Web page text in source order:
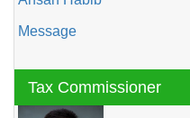
Message
Tax Commissioner